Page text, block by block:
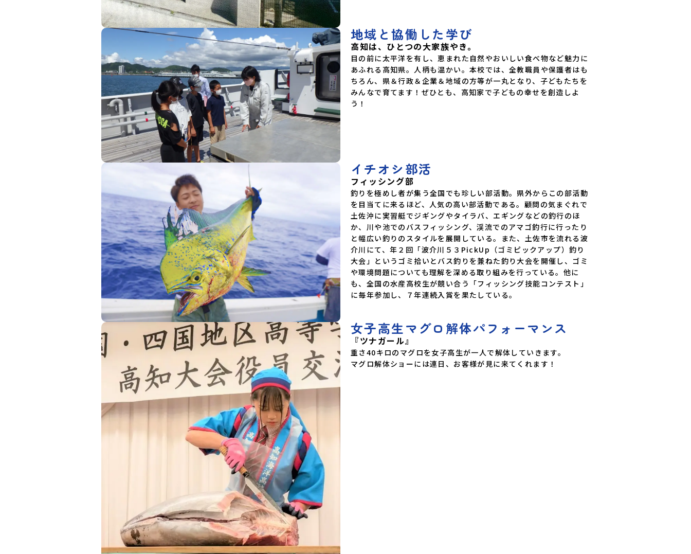
地域と協働した学び
高知は、ひとつの大家族やき。
目の前に太平洋を有し、恵まれた自然やおいしい食べ物など魅力に
あふれる高知県。人柄も温かい。本校では、全教職員や保護者はも
ちろん、県＆行政＆企業＆地域の方等が一丸となり、子どもたちを
みんなで育てます！ぜひとも、高知家で子どもの幸せを創造しよ
う！
イチオシ部活
フィッシング部
釣りを極めし者が集う全国でも珍しい部活動。県外からこの部活動
を目当てに来るほど、人気の高い部活動である。顧問の気まぐれで
土佐沖に実習艇でジギングやタイラバ、エギングなどの釣行のほ
か、川や池でのバスフィッシング、渓流でのアマゴ釣行に行ったり
と幅広い釣りのスタイルを展開している。また、土佐市を流れる波
介川にて、年２回「波介川５３PickUp（ゴミピックアップ）釣り
大会」というゴミ拾いとバス釣りを兼ねた釣り大会を開催し、ゴミ
や環境問題についても理解を深める取り組みを行っている。他に
も、全国の水産高校生が競い合う「フィッシング技能コンテスト」
に毎年参加し、７年連続入賞を果たしている。
女子高生マグロ解体パフォーマンス
『ツナガール』
重さ40キロのマグロを女子高生が一人で解体していきます。
マグロ解体ショーには連日、お客様が見に来てくれます！